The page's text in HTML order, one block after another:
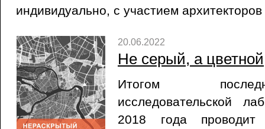
индивидуально, с участием архитекторов
20.06.2022
Не серый, а цветной
Итогом
исследовательской
2018 года проводит